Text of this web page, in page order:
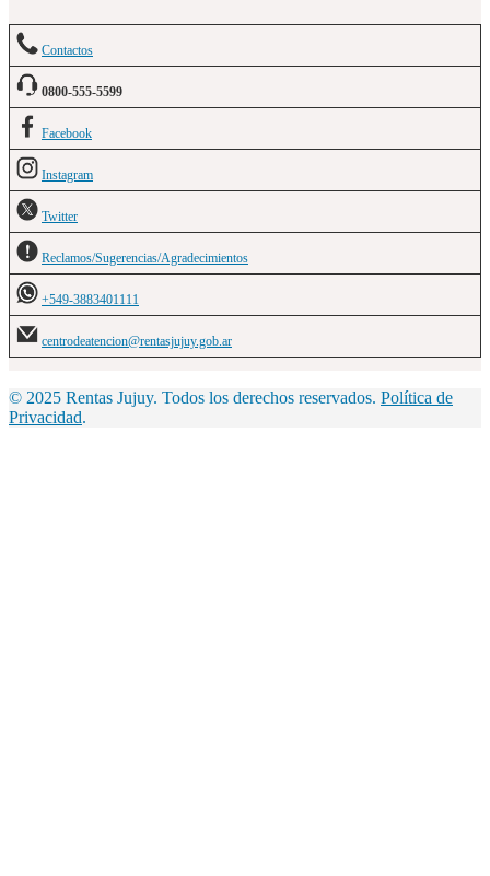
Contactos
0800-555-5599
Facebook
Instagram
Twitter
Reclamos/Sugerencias/Agradecimientos
+549-3883401111
centrodeatencion@rentasjujuy.gob.ar
© 2025 Rentas Jujuy. Todos los derechos reservados. Política de
Privacidad.